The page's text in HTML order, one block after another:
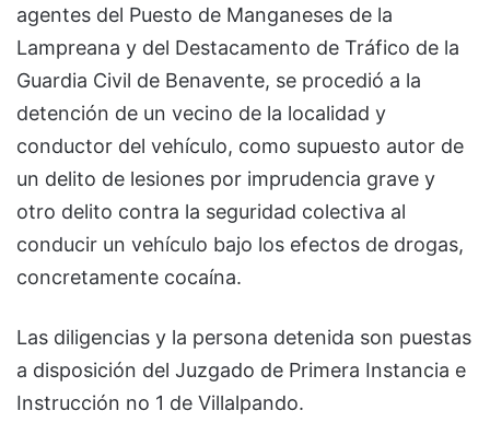
agentes del Puesto de Manganeses de la
Lampreana y del Destacamento de Tráfico de la
Guardia Civil de Benavente, se procedió a la
detención de un vecino de la localidad y
conductor del vehículo, como supuesto autor de
un delito de lesiones por imprudencia grave y
otro delito contra la seguridad colectiva al
conducir un vehículo bajo los efectos de drogas,
concretamente cocaína.
Las diligencias y la persona detenida son puestas
a disposición del Juzgado de Primera Instancia e
Instrucción no 1 de Villalpando.